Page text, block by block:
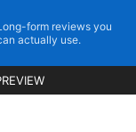
form reviews you
actually use.